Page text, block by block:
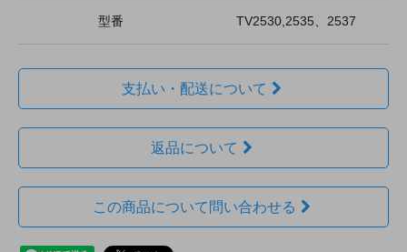
型番 TV2530,2535、2537
支払い・配送について
返品について
この商品について問い合わせる